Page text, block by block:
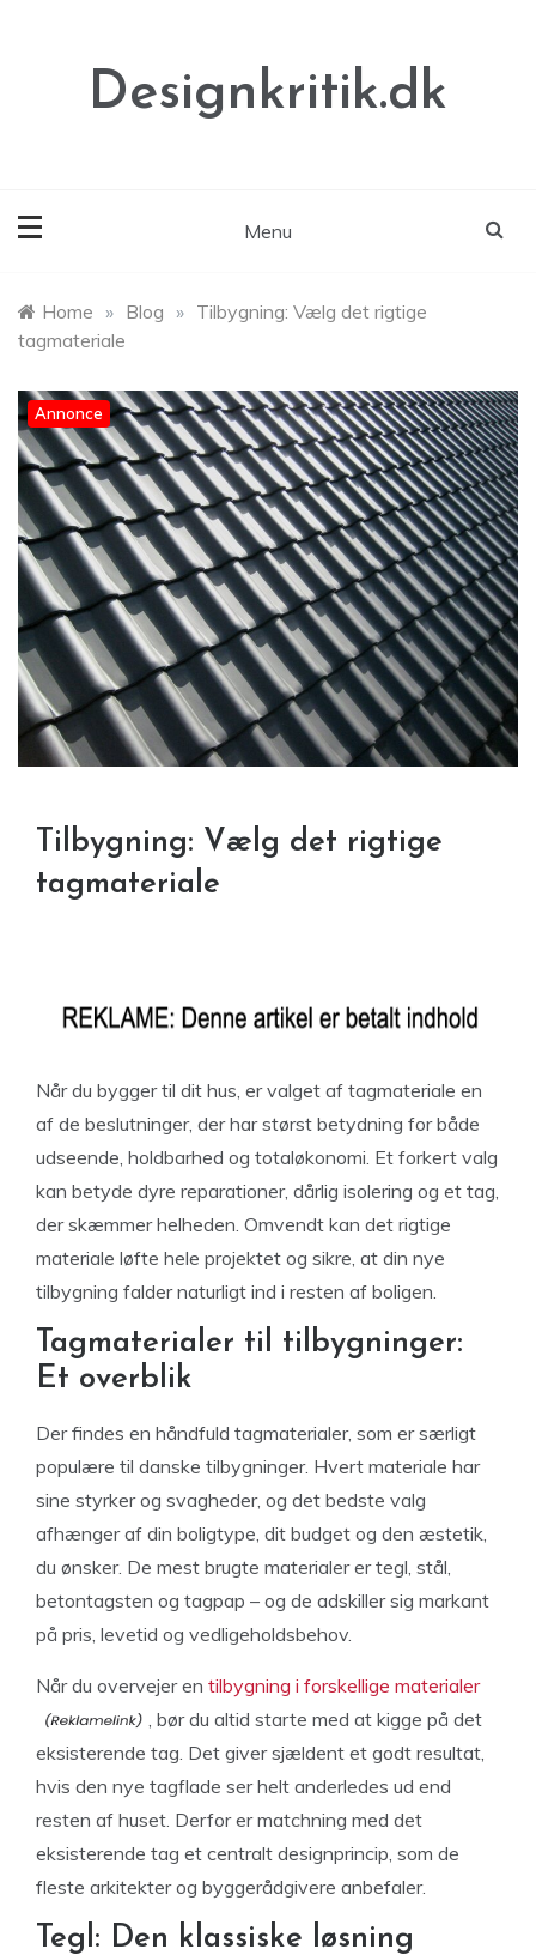
Designkritik.dk
Menu
Home » Blog » Tilbygning: Vælg det rigtige
tagmateriale
Annonce
Tilbygning: Vælg det rigtige
tagmateriale
Når du bygger til dit hus, er valget af tagmateriale en
af de beslutninger, der har størst betydning for både
udseende, holdbarhed og totaløkonomi. Et forkert valg
kan betyde dyre reparationer, dårlig isolering og et tag,
der skæmmer helheden. Omvendt kan det rigtige
materiale løfte hele projektet og sikre, at din nye
tilbygning falder naturligt ind i resten af boligen.
Tagmaterialer til tilbygninger:
Et overblik
Der findes en håndfuld tagmaterialer, som er særligt
populære til danske tilbygninger. Hvert materiale har
sine styrker og svagheder, og det bedste valg
afhænger af din boligtype, dit budget og den æstetik,
du ønsker. De mest brugte materialer er tegl, stål,
betontagsten og tagpap – og de adskiller sig markant
på pris, levetid og vedligeholdsbehov.
Når du overvejer en tilbygning i forskellige materialer
, bør du altid starte med at kigge på det
eksisterende tag. Det giver sjældent et godt resultat,
hvis den nye tagflade ser helt anderledes ud end
resten af huset. Derfor er matchning med det
eksisterende tag et centralt designprincip, som de
fleste arkitekter og byggerådgivere anbefaler.
Tegl: Den klassiske løsning